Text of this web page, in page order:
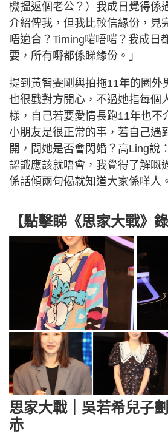
機搵返個老公？）我成日覺得係
介紹俾我，但我比較信緣份，見
唔適合？Timing啱唔啱？我成日
要，所有嘢都係睇緣份。」
提到黃智雯剛與拍拖11年的圈外
也很戥對方開心，不過她指每個
様，自己若要愛情長跑11年也不
小朋友是很正常的事，若自己遇
開，問她是否會閃婚？高Ling說
認識應該就唔會，我覺得了解嘅
係話傾兩句偈就知道大家係咩人
【點擊睇《思家大戰》
思家大戰｜吳若希兒子
赤